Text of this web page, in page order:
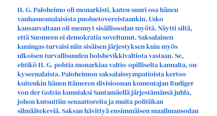
H. G. Paloheimo oli monarkisti, kuten suuri osa hänen
vanhasuomalaisista puoluetovereistaankin. Usko
kansanvaltaan oli mennyt sisällissodan myötä. Näytti siltä,
että Suomeen ei demokratia soveltunut. Saksalainen
kuningas turvaisi niin sisäisen järjestyksen kuin myös
ulkoisen turvallisuuden bolshevikkivaltiota vastaan. Se,
ehtikö H. G. pohtia monarkiaa valtio-opilliselta kannalta, on
kyseenalaista. Paloheimon saksalaissympatioista kertoo
kuitenkin hänen Itämeren divisioonan komentajan Rudiger
von der Golzin kunniaksi Santamäellä järjestämänsä juhla,
johon kutsuttiin senaattoreita ja muita politiikan
silmäätekeviä. Saksan hävittyä ensimmäisen maailmansodan